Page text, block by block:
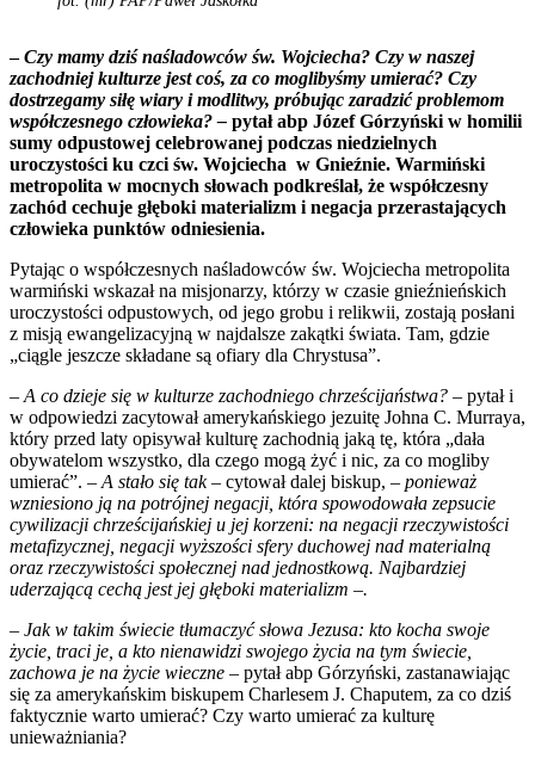
–Czy mamy dziś naśladowców św. Wojciecha? Czy w naszej
zachodniej kulturze jest coś, za co moglibyśmy umierać? Czy
dostrzegamy siłę wiary i modlitwy, próbując zaradzić problemom
współczesnego człowieka? – pytał abp Józef Górzyński w homilii
sumy odpustowej celebrowanej podczas niedzielnych
uroczystości ku czci św. Wojciecha w Gnieźnie. Warmiński
metropolita w mocnych słowach podkreślał, że współczesny
zachód cechuje głęboki materializm i negacja przerastających
człowieka punktów odniesienia.
Pytając o współczesnych naśladowców św. Wojciecha metropolita
warmiński wskazał na misjonarzy, którzy w czasie gnieźnieńskich
uroczystości odpustowych, od jego grobu i relikwii, zostają posłani
z misją ewangelizacyjną w najdalsze zakątki świata. Tam, gdzie
„ciągle jeszcze składane są ofiary dla Chrystusa”.
– A co dzieje się w kulturze zachodniego chrześcijaństwa? – pytał i
w odpowiedzi zacytował amerykańskiego jezuitę Johna C. Murraya,
który przed laty opisywał kulturę zachodnią jaką tę, która „dała
obywatelom wszystko, dla czego mogą żyć i nic, za co mogliby
umierać”. – A stało się tak– cytował dalej biskup, – ponieważ
wzniesiono ją na potrójnej negacji, która spowodowała zepsucie
cywilizacji chrześcijańskiej u jej korzeni: na negacji rzeczywistości
metafizycznej, negacji wyższości sfery duchowej nad materialną
oraz rzeczywistości społecznej nad jednostkową. Najbardziej
uderzającą cechą jest jej głęboki materializm –.
– Jak w takim świecie tłumaczyć słowa Jezusa: kto kocha swoje
życie, traci je, a kto nienawidzi swojego życia na tym świecie,
zachowa je na życie wieczne – pytał abp Górzyński, zastanawiając
się za amerykańskim biskupem Charlesem J. Chaputem, za co dziś
faktycznie warto umierać? Czy warto umierać za kulturę
unieważniania?